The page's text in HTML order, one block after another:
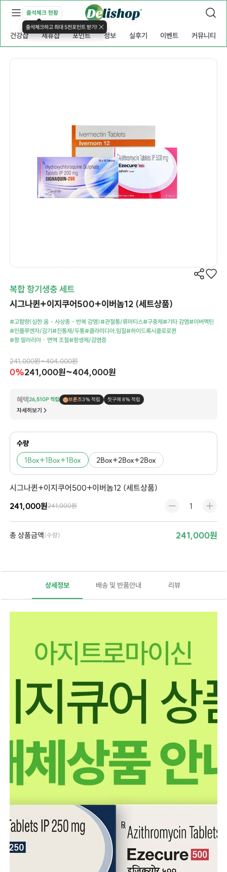
출석체크 현황
출석체크하고 최대 5천포인트 받기!
건강샵 제휴샵 포인트 정보 실후기 이벤트 커뮤니티
복합 항기생충 세트
시그나퀸+이지쿠어500+이버놈12 (세트상품)
#고함량(심한 옴・사상충・반복 감염)#관절통/류마티스#구충제#기타 감염#이버멕틴
#인플루엔자/감기#진통제/두통#클라미디아,임질#하이드록시클로로퀸
#항 말라리아 · 면역 조절#항생제/감염증
241,000원~404,000원
0%241,000원~404,000원
혜택26,510P 적립 브론즈3% 적립 첫구매 8% 적립
자세히보기
수량
1Box+1Box+1Box 2Box+2Box+2Box
시그나퀸+이지쿠어500+이버놈12 (세트상품)
241,000원241,000원
총 상품금액(수량) 241,000원
상세정보 배송 및 반품안내 리뷰